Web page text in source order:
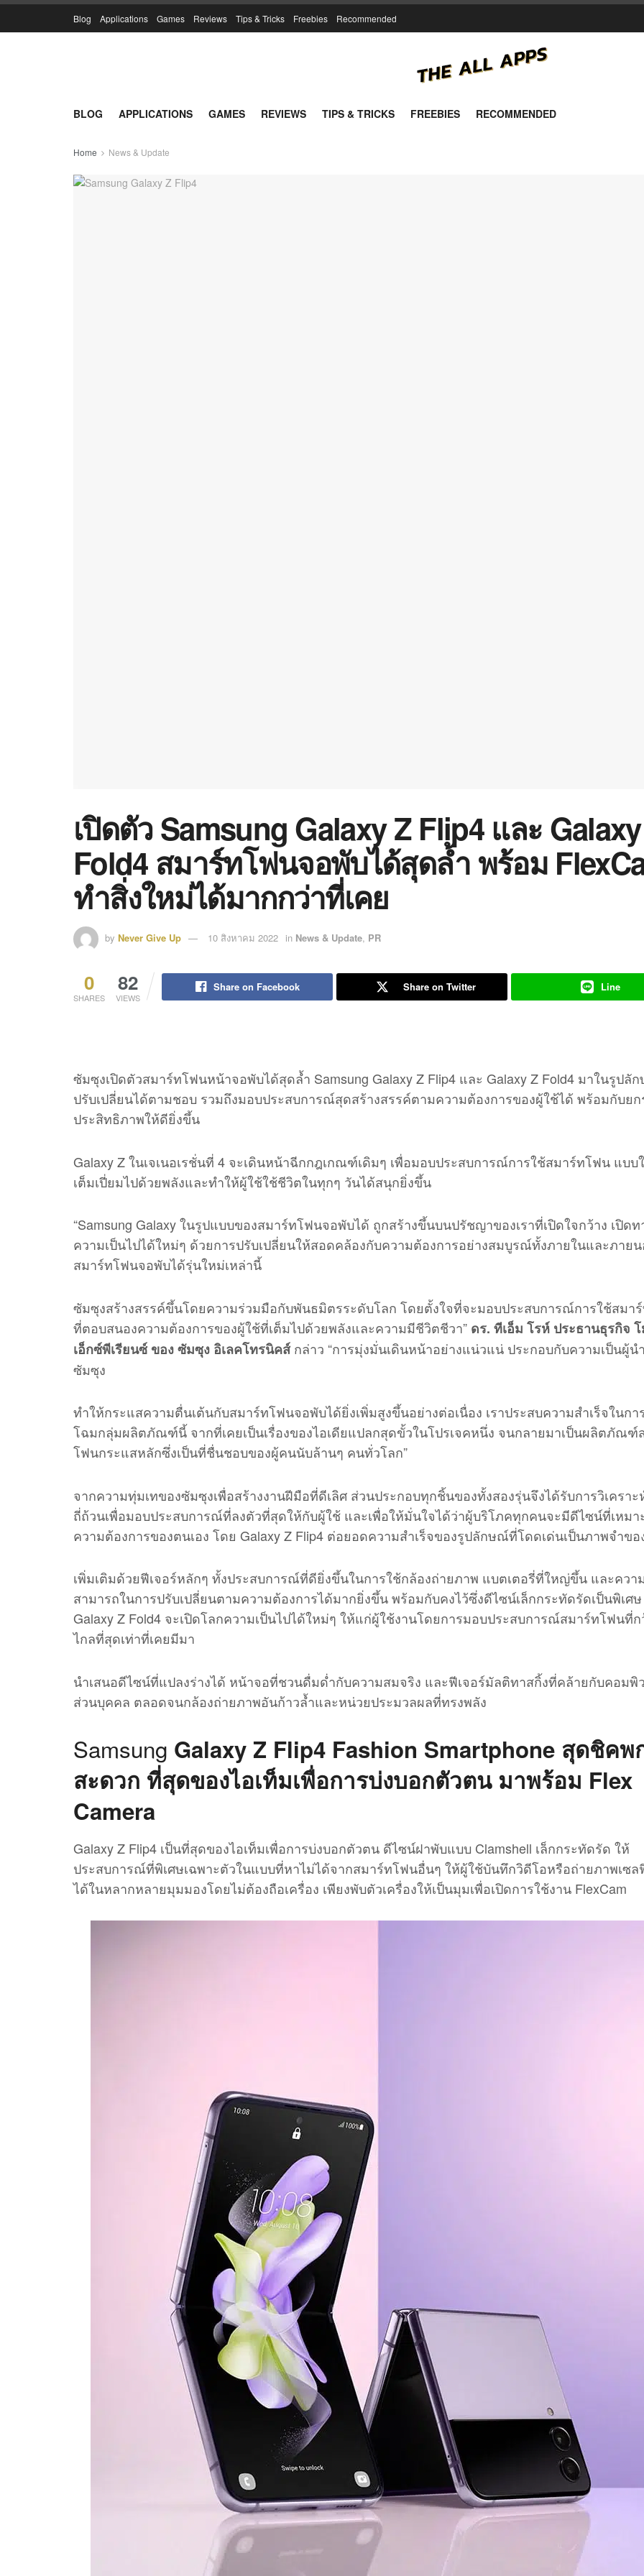
Blog Applications Games Reviews Tips & Tricks Freebies Recommended
BLOG APPLICATIONS GAMES REVIEWS TIPS & TRICKS FREEBIES RECOMMENDED
Home News & Update
เปิดตัว Samsung Galaxy Z Flip4 และ
Fold4 สมาร์ทโฟนจอพับได้สุดล้ำ พร้อม
ทำสิ่งใหม่ได้มากกว่าที่เคย
by Never Give Up 10 สิงหาคม 2022 in News & Update, PR
0
SHARES
82
VIEWS
Share on Facebook Share on Twitter Line
ซัมซุงเปิดตัวสมาร์ทโฟนหน้าจอพับได้สุดล้ำ Samsung Galaxy Z Flip4 และ Galaxy Z Fold4 มาในรูปลั
ปรับเปลี่ยนได้ตามชอบ รวมถึงมอบประสบการณ์สุดสร้างสรรค์ตามความต้องการของผู้ใช้ได้ พร้อมกับย
ประสิทธิภาพให้ดียิ่งขึ้น
Galaxy Z ในเจเนอเรชั่นที่ 4 จะเดินหน้าฉีกกฎเกณฑ์เดิมๆ เพื่อมอบประสบการณ์การใช้สมาร์ทโฟน แบบ
เต็มเปี่ยมไปด้วยพลังและทำให้ผู้ใช้ใช้ชีวิตในทุกๆ วันได้สนุกยิ่งขึ้น
“Samsung Galaxy ในรูปแบบของสมาร์ทโฟนจอพับได้ ถูกสร้างขึ้นบนปรัชญาของเราที่เปิดใจกว้าง เปิดท
ความเป็นไปได้ใหม่ๆ ด้วยการปรับเปลี่ยนให้สอดคล้องกับความต้องการอย่างสมบูรณ์ทั้งภายในและภาย
สมาร์ทโฟนจอพับได้รุ่นใหม่เหล่านี้
ซัมซุงสร้างสรรค์ขึ้นโดยความร่วมมือกับพันธมิตรระดับโลก โดยตั้งใจที่จะมอบประสบการณ์การใช้สมา
ที่ตอบสนองความต้องการของผู้ใช้ที่เต็มไปด้วยพลังและความมีชีวิตชีวา” ดร. ทีเอ็ม โรห์ ประธานธุรกิจ
เอ็กซ์พีเรียนซ์ ของ ซัมซุง อิเลคโทรนิคส์กล่าว “การมุ่งมั่นเดินหน้าอย่างแน่วแน่ ประกอบกับความเป็นผู้น
ซัมซุง
ทำให้กระแสความตื่นเต้นกับสมาร์ทโฟนจอพับได้ยิ่งเพิ่มสูงขึ้นอย่างต่อเนื่อง เราประสบความสำเร็จในกา
โฉมกลุ่มผลิตภัณฑ์นี้ จากที่เคยเป็นเรื่องของไอเดียแปลกสุดขั้วในโปรเจคหนึ่ง จนกลายมาเป็นผลิตภัณฑ์
โฟนกระแสหลักซึ่งเป็นที่ชื่นชอบของผู้คนนับล้านๆ คนทั่วโลก”
จากความทุ่มเทของซัมซุงเพื่อสร้างงานฝีมือที่ดีเลิศ ส่วนประกอบทุกชิ้นของทั้งสองรุ่นจึงได้รับการวิเคราะ
ถี่ถ้วนเพื่อมอบประสบการณ์ที่ลงตัวที่สุดให้กับผู้ใช้ และเพื่อให้มั่นใจได้ว่าผู้บริโภคทุกคนจะมีดีไซน์ที่เหมา
ความต้องการของตนเอง โดย Galaxy Z Flip4 ต่อยอดความสำเร็จของรูปลักษณ์ที่โดดเด่นเป็นภาพจำข
เพิ่มเติมด้วยฟีเจอร์หลักๆ ทั้งประสบการณ์ที่ดียิ่งขึ้นในการใช้กล้องถ่ายภาพ แบตเตอรี่ที่ใหญ่ขึ้น และความ
สามารถในการปรับเปลี่ยนตามความต้องการได้มากยิ่งขึ้น พร้อมกับคงไว้ซึ่งดีไซน์เล็กกระทัดรัดเป็นพิเศ
Galaxy Z Fold4 จะเปิดโลกความเป็นไปได้ใหม่ๆ ให้แก่ผู้ใช้งานโดยการมอบประสบการณ์สมาร์ทโฟนที่ก
ไกลที่สุดเท่าที่เคยมีมา
นำเสนอดีไซน์ที่แปลงร่างได้ หน้าจอที่ชวนดื่มด่ำกับความสมจริง และฟีเจอร์มัลติทาสกิ้งที่คล้ายกับคอมพิ
ส่วนบุคคล ตลอดจนกล้องถ่ายภาพอันก้าวล้ำและหน่วยประมวลผลที่ทรงพลัง
Samsung Galaxy Z Flip4 Fashion Smartphone สุดชิคพ
สะดวก ที่สุดของไอเท็มเพื่อการบ่งบอกตัวตน มาพร้อม Flex
Camera
Galaxy Z Flip4 เป็นที่สุดของไอเท็มเพื่อการบ่งบอกตัวตน ดีไซน์ฝาพับแบบ Clamshell เล็กกระทัดรัด ให้
ประสบการณ์ที่พิเศษเฉพาะตัวในแบบที่หาไม่ได้จากสมาร์ทโฟนอื่นๆ ให้ผู้ใช้บันทึกวิดีโอหรือถ่ายภาพเซล
ได้ในหลากหลายมุมมองโดยไม่ต้องถือเครื่อง เพียงพับตัวเครื่องให้เป็นมุมเพื่อเปิดการใช้งาน FlexCam